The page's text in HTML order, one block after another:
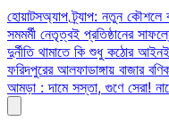
Skip
to
content
হোয়াটসঅ্যাপ ট্র্যাপ: নতুন কৌশলে
সমমর্মী নেতৃত্বই প্রতিষ্ঠানের
দুর্নীতি থামাতে কি শুধু কঠোর
ফরিদপুরের আলফাডাঙ্গায় বাজার
আমড়া : দামে সস্তা, গুণে সেরা!